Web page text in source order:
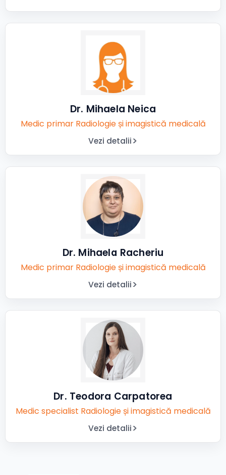
Dr. Mihaela Neica
Medic primar Radiologie și imagistică medicală
Vezi detalii
Dr. Mihaela Racheriu
Medic primar Radiologie și imagistică medicală
Vezi detalii
Dr. Teodora Carpatorea
Medic specialist Radiologie și imagistică medicală
Vezi detalii